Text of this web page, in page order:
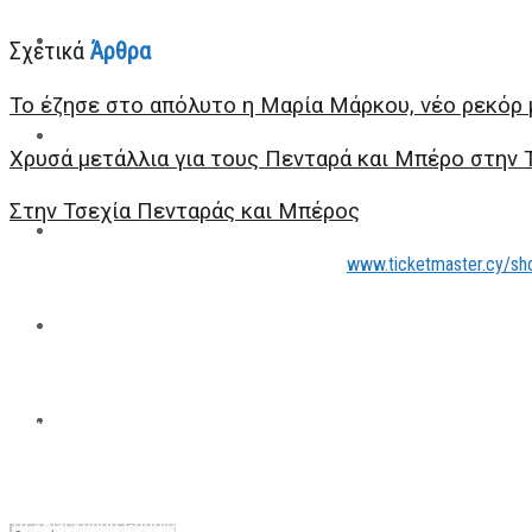
ΠΑΡΑΘΛΗΤΙΣΜΟΣ
Σχετικά Άρθρα
To έζησε στο απόλυτο η Μαρία Μάρκου, νέο ρεκόρ
Xρυσά μετάλλια για τους Πενταρά και Μπέρο στην
Στην Τσεχία Πενταράς και Μπέρος
www.ticketmaster.cy/
Αγώνες «Παρίσι 2024».
Το «Blackened Goggle Challenge», το οποίο διοργανώνεται για